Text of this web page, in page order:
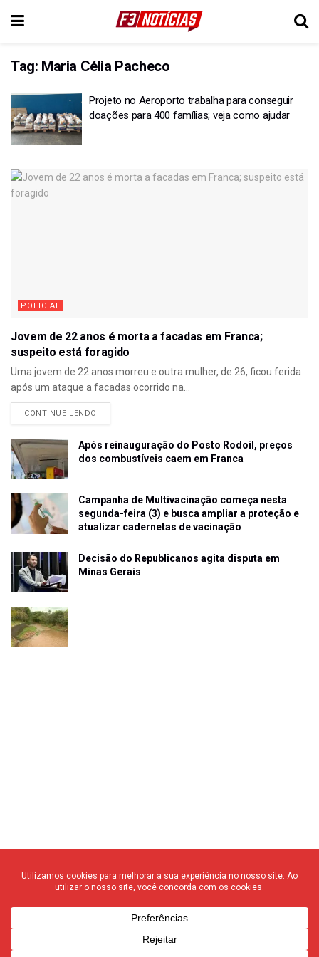
Tag: Maria Célia Pacheco
Projeto no Aeroporto trabalha para conseguir
doações para 400 famílias; veja como ajudar
POLICIAL
Jovem de 22 anos é morta a facadas em Franca;
suspeito está foragido
Uma jovem de 22 anos morreu e outra mulher, de 26, ficou ferida
após um ataque a facadas ocorrido na...
CONTINUE LENDO
Após reinauguração do Posto Rodoil, preços
dos combustíveis caem em Franca
Campanha de Multivacinação começa nesta
segunda-feira (3) e busca ampliar a proteção e
atualizar cadernetas de vacinação
Decisão do Republicanos agita disputa em
Minas Gerais
© 2020 F3 Notícias – Todos os direitos reservados